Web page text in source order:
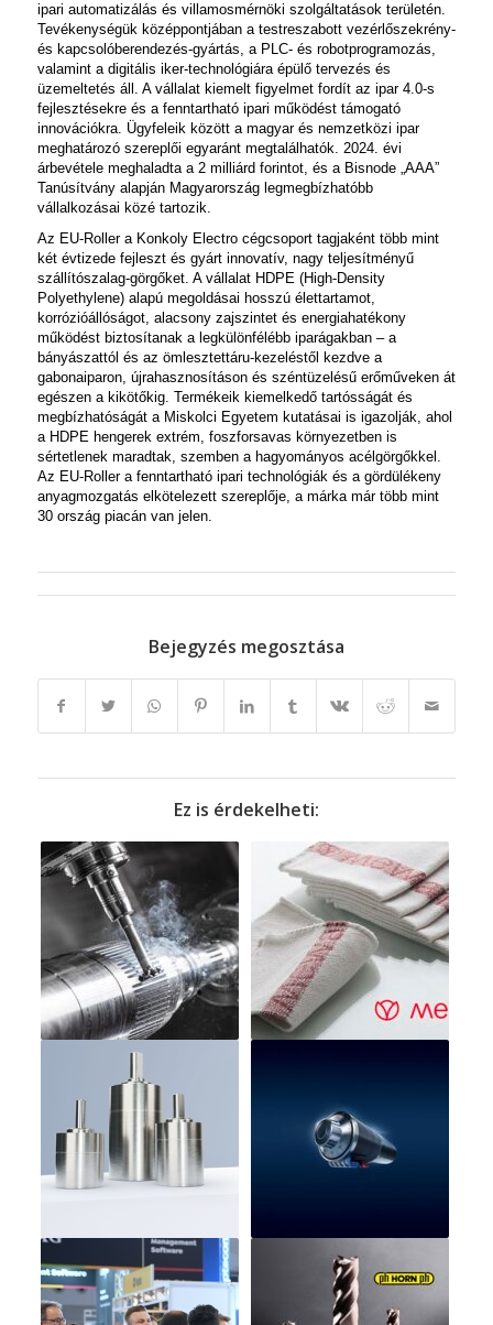
ipari automatizálás és villamosmérnöki szolgáltatások területén.
Tevékenységük középpontjában a testreszabott vezérlőszekrény-
és kapcsolóberendezés-gyártás, a PLC- és robotprogramozás,
valamint a digitális iker-technológiára épülő tervezés és
üzemeltetés áll. A vállalat kiemelt figyelmet fordít az ipar 4.0-s
fejlesztésekre és a fenntartható ipari működést támogató
innovációkra. Ügyfeleik között a magyar és nemzetközi ipar
meghatározó szereplői egyaránt megtalálhatók. 2024. évi
árbevétele meghaladta a 2 milliárd forintot, és a Bisnode „AAA”
Tanúsítvány alapján Magyarország legmegbízhatóbb
vállalkozásai közé tartozik.
Az EU-Rollera Konkoly Electro cégcsoport tagjaként több mint
két évtizede fejleszt és gyárt innovatív, nagy teljesítményű
szállítószalag-görgőket. A vállalat HDPE (High-Density
Polyethylene) alapú megoldásai hosszú élettartamot,
korrózióállóságot, alacsony zajszintet és energiahatékony
működést biztosítanak a legkülönfélébb iparágakban – a
bányászattól és az ömlesztettáru-kezeléstől kezdve a
gabonaiparon, újrahasznosításon és széntüzelésű erőműveken át
egészen a kikötőkig. Termékeik kiemelkedő tartósságát és
megbízhatóságát a Miskolci Egyetem kutatásai is igazolják, ahol
a HDPE hengerek extrém, foszforsavas környezetben is
sértetlenek maradtak, szemben a hagyományos acélgörgőkkel.
Az EU-Roller a fenntartható ipari technológiák és a gördülékeny
anyagmozgatás elkötelezett szereplője, a márka már több mint
30 ország piacán van jelen.
Bejegyzés megosztása
Ez is érdekelheti: